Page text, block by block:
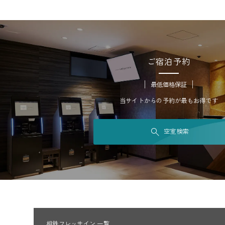
ご宿泊予約
最低価格保証
当サイトからの予約が最もお得です
空室検索